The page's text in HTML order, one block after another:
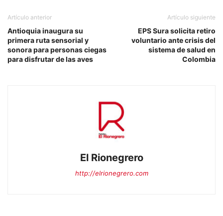
Artículo anterior
Antioquia inaugura su
primera ruta sensorial y
sonora para personas ciegas
para disfrutar de las aves
Artículo siguiente
EPS Sura solicita retiro
voluntario ante crisis del
sistema de salud en
Colombia
El Rionegrero
http://elrionegrero.com